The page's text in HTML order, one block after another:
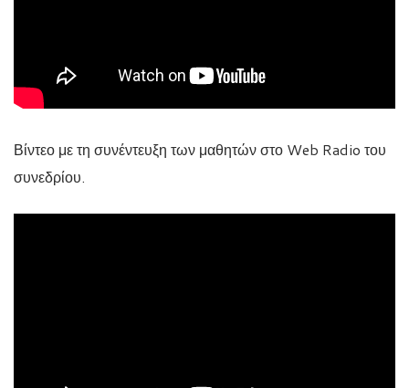
Βίντεο με τη συνέντευξη των μαθητών στο Web Radio του
συνεδρίου.